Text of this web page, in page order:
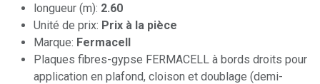
longueur (m): 2.60
Unité de prix: Prix à la pièce
Marque: Fermacell
Plaques fibres-gypse FERMACELL à bords droits pour
application en plafond, cloison et doublage (demi-